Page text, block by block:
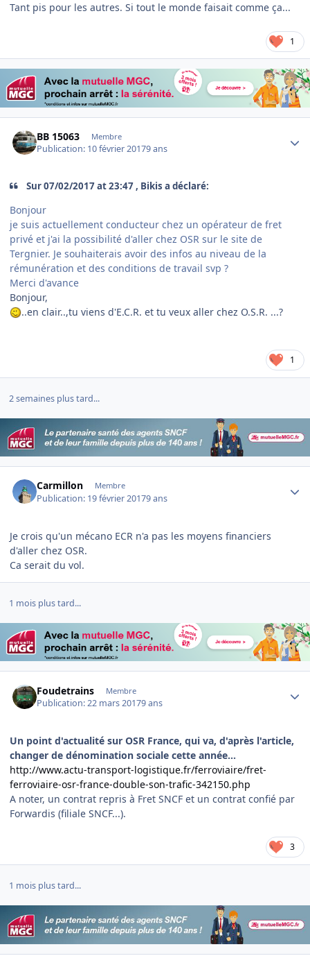
Tant pis pour les autres. Si tout le monde faisait comme ça...
1
BB 15063 Membre
Publication: 10 février 20179 ans
Sur ‎07‎/‎02‎/‎2017 at 23:47 , Bikis a déclaré:
Bonjour
je suis actuellement conducteur chez un opérateur de fret
privé et j'ai la possibilité d'aller chez OSR sur le site de
Tergnier. Je souhaiterais avoir des infos au niveau de la
rémunération et des conditions de travail svp ?
Merci d'avance
Bonjour,
..en clair..,tu viens d'E.C.R. et tu veux aller chez O.S.R. ...?
1
2 semaines plus tard...
Carmillon Membre
Publication: 19 février 20179 ans
Je crois qu'un mécano ECR n'a pas les moyens financiers
d'aller chez OSR.
Ca serait du vol.
1 mois plus tard...
Foudetrains Membre
Publication:22 mars 20179 ans
Un point d'actualité sur OSR France, qui va, d'après l'article,
changer de dénomination sociale cette année...
http://www.actu-transport-logistique.fr/ferroviaire/fret-
ferroviaire-osr-france-double-son-trafic-342150.php
A noter, un contrat repris à Fret SNCF et un contrat confié par
Forwardis (filiale SNCF...).
3
1 mois plus tard...